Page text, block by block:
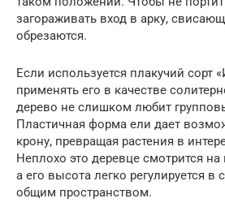
загораживать вход в арку,
обрезаются.
Если используется плакучий сорт
применять его в качестве
дерево не слишком любит
Пластичная форма ели дает
крону, превращая растения в
Неплохо это деревце смотрится
а его высота легко регулируется в
общим пространством.